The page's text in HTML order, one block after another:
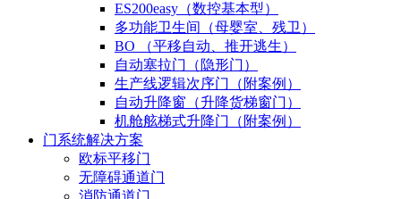
ES200easy（数控基本型）
多功能卫生间（母婴室、残卫）
BO （平移自动、推开逃生）
自动塞拉门（隐形门）
生产线逻辑次序门（附案例）
自动升降窗（升降货梯窗门）
机舱舷梯式升降门（附案例）
门系统解决方案
欧标平移门
无障碍通道门
消防通道门